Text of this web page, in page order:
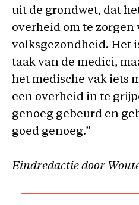
uit de grondwet, dat
overheid om te zorgen
volksgezondheid. Het
taak van de medici,
het medische vak iets
een overheid in te
genoeg gebeurd en
goed genoeg.”
Eindredactie door